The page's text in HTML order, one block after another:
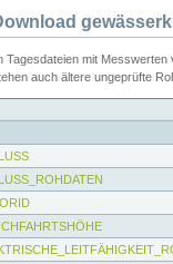
Tagesdateien mit
auch ältere ungeprüfte